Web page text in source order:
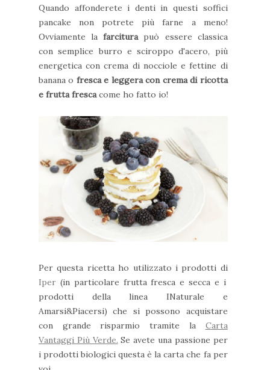
Quando affonderete i denti in questi soffici
pancake non potrete più farne a meno!
Ovviamente lafarciturapuò essere classica
con semplice burro e sciroppo d'acero, più
energetica con crema di nocciole e fettine di
banana o fresca e leggera con crema di ricotta
e frutta frescacome ho fatto io!
Per questa ricetta ho utilizzato i prodotti di
Iper (in particolare frutta fresca e secca e i
prodotti della linea INaturale e
Amarsi&Piacersi) che si possono acquistare
con grande risparmio tramite la Carta
Vantaggi Più Verde. Se avete una passione per
i prodotti biologici questa è la carta che fa per